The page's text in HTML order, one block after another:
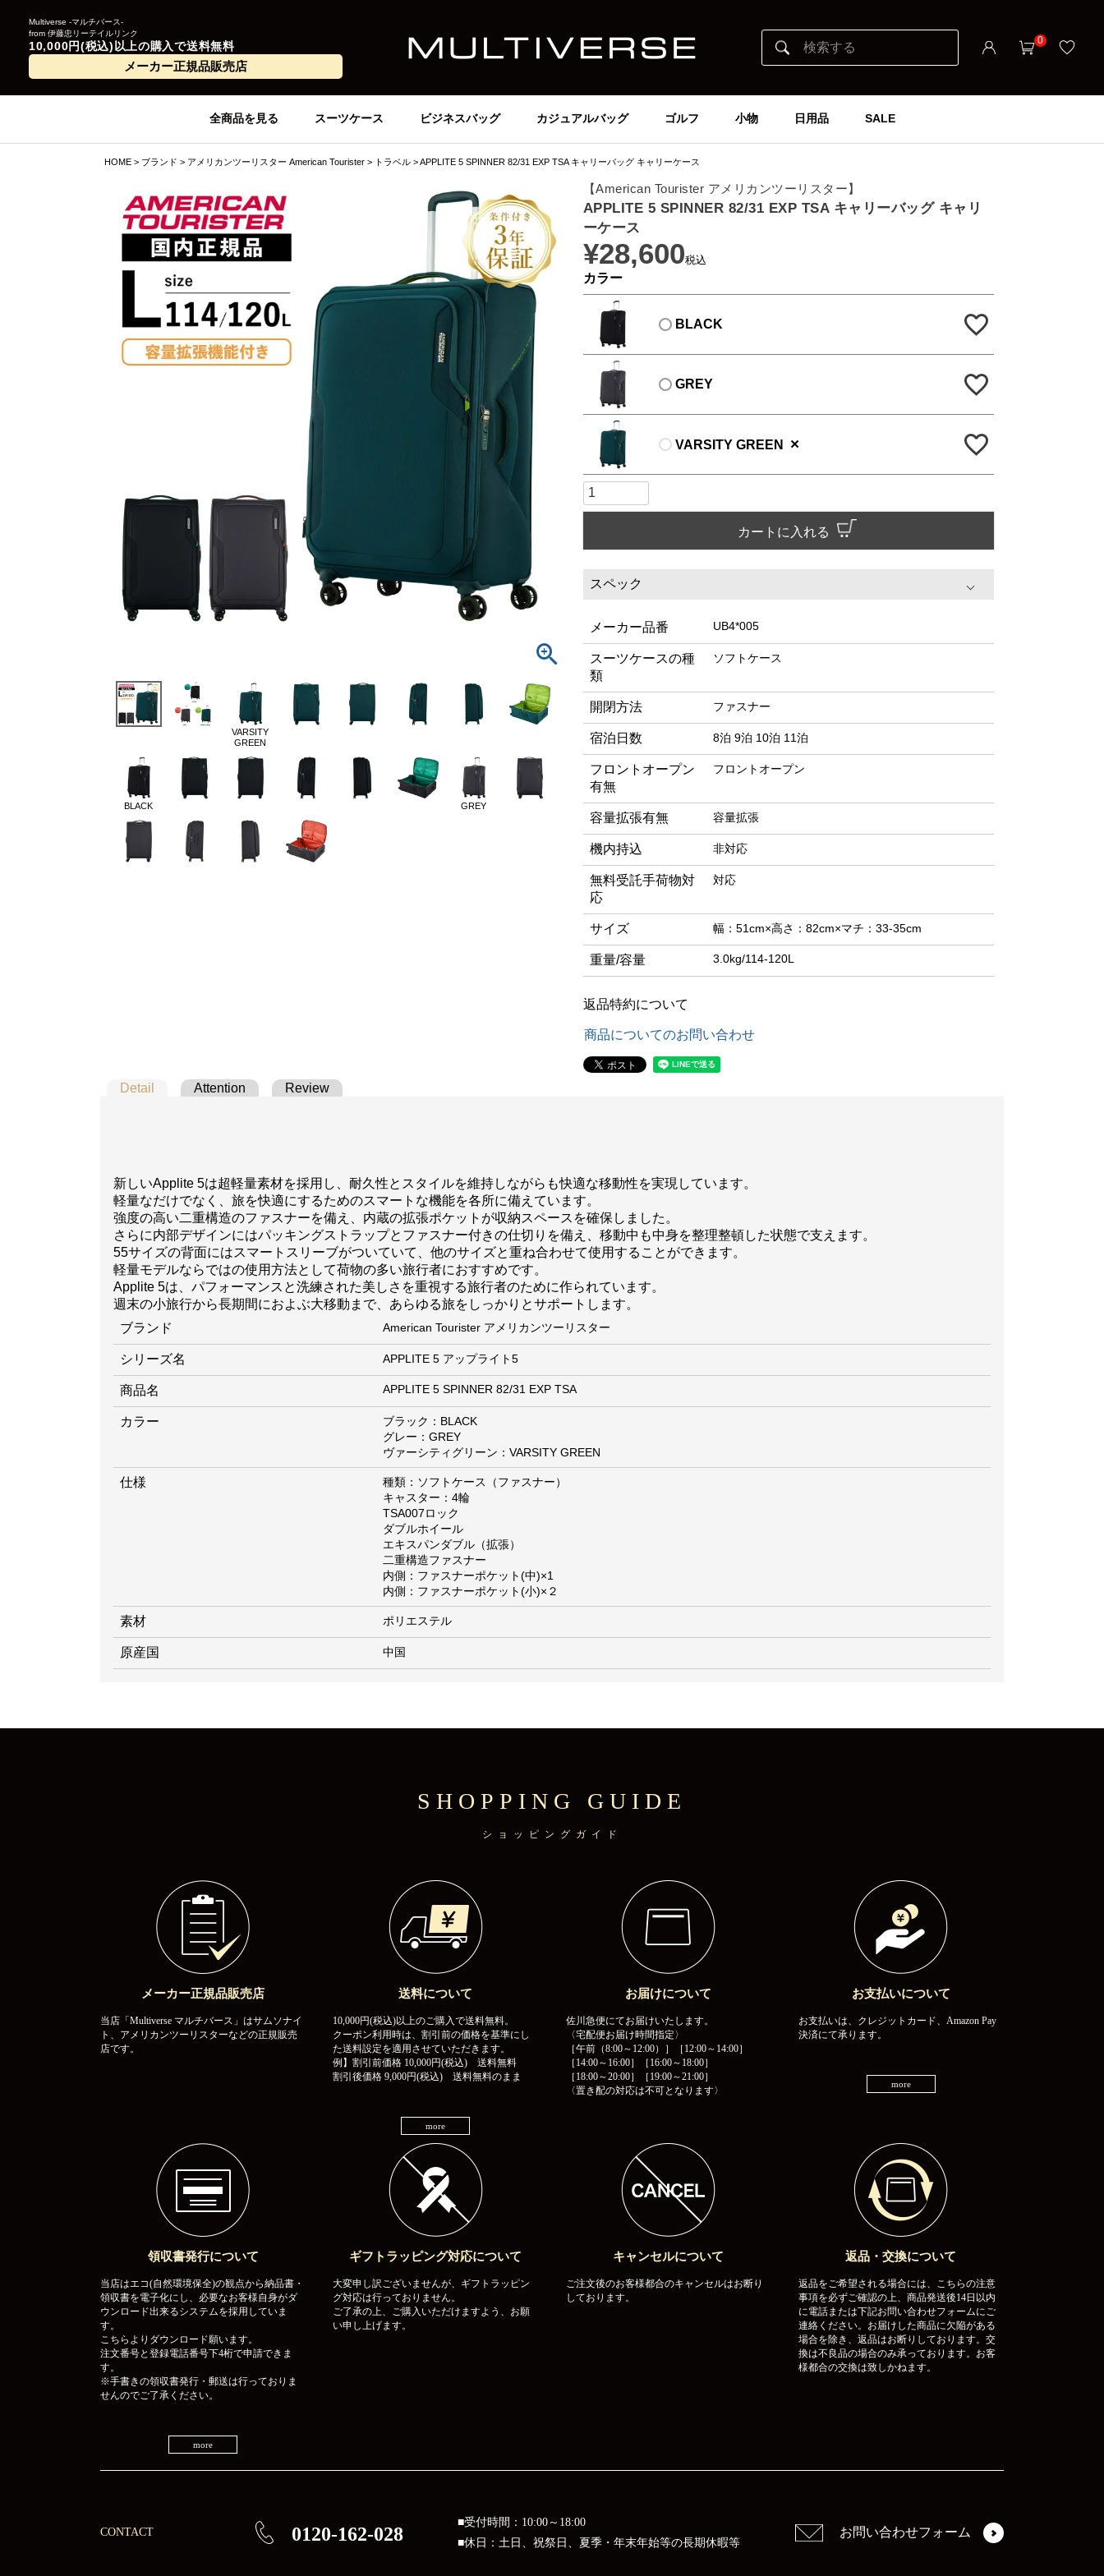
Multiverse -マルチバース-
from 伊藤忠リーテイルリンク
10,000円(税込)以上の購入で送料無料
メーカー正規品販売店
0
全商品を見る スーツケース ビジネスバッグ カジュアルバッグ ゴルフ 小物 日用品 SALE
HOME ブランド アメリカンツーリスター American Tourister トラベル APPLITE 5 SPINNER 82/31 EXP TSA キャリーバッグ キャリーケース
VARSITY
GREEN
BLACK GREY
【American Tourister アメリカンツーリスター】
APPLITE 5 SPINNER 82/31 EXP TSA キャリーバッグ キャリ
ーケース
¥28,600税込
カラー
BLACK
GREY
VARSITY GREEN ×
カートに入れる
スペック
メーカー品番 UB4*005
スーツケースの種
類
ソフトケース
開閉方法 ファスナー
宿泊日数 8泊 9泊 10泊 11泊
フロントオープン
有無
フロントオープン
容量拡張有無 容量拡張
機内持込 非対応
無料受託手荷物対
応
対応
サイズ 幅：51cm×高さ：82cm×マチ：33-35cm
重量/容量 3.0kg/114-120L
返品特約について
商品についてのお問い合わせ
Detail Attention Review
新しいApplite 5は超軽量素材を採用し、耐久性とスタイルを維持しながらも快適な移動性を実現しています。
軽量なだけでなく、旅を快適にするためのスマートな機能を各所に備えています。
強度の高い二重構造のファスナーを備え、内蔵の拡張ポケットが収納スペースを確保しました。
さらに内部デザインにはパッキングストラップとファスナー付きの仕切りを備え、移動中も中身を整理整頓した状態で支えます。
55サイズの背面にはスマートスリーブがついていて、他のサイズと重ね合わせて使用することができます。
軽量モデルならではの使用方法として荷物の多い旅行者におすすめです。
Applite 5は、パフォーマンスと洗練された美しさを重視する旅行者のために作られています。
週末の小旅行から長期間におよぶ大移動まで、あらゆる旅をしっかりとサポートします。
ブランド
American Tourister アメリカンツーリスター
シリーズ名 APPLITE 5 アップライト5
商品名 APPLITE 5 SPINNER 82/31 EXP TSA
カラー
ブラック：BLACK
グレー：GREY
ヴァーシティグリーン：VARSITY GREEN
仕様
種類：ソフトケース（ファスナー）
キャスター：4輪
TSA007ロック
ダブルホイール
エキスパンダブル（拡張）
二重構造ファスナー
内側：ファスナーポケット(中)×1
内側：ファスナーポケット(小)×２
素材 ポリエステル
原産国 中国
SHOPPING GUIDE
ショッピングガイド
メーカー正規品販売店
当店「Multiverse マルチバース」はサムソナイ
ト、アメリカンツーリスターなどの正規販売
店です。
送料について
10,000円(税込)以上のご購入で送料無料。
クーポン利用時は、割引前の価格を基準にし
た送料設定を適用させていただきます。
例】割引前価格 10,000円(税込) 送料無料
割引後価格 9,000円(税込) 送料無料のまま
more
お届けについて
佐川急便にてお届けいたします。
〈宅配便お届け時間指定〉
［午前（8:00～12:00）］［12:00～14:00］
［14:00～16:00］［16:00～18:00］
［18:00～20:00］［19:00～21:00］
〈置き配の対応は不可となります〉
お支払いについて
お支払いは、クレジットカード、Amazon Pay
決済にて承ります。
more
領収書発行について
当店はエコ(自然環境保全)の観点から納品書・
領収書を電子化にし、必要なお客様自身がダ
ウンロード出来るシステムを採用していま
す。
こちらよりダウンロード願います。
注文番号と登録電話番号下4桁で申請できま
す。
※手書きの領収書発行・郵送は行っておりま
せんのでご了承ください。
more
ギフトラッピング対応について
大変申し訳ございませんが、ギフトラッピン
グ対応は行っておりません。
ご了承の上、ご購入いただけますよう、お願
い申し上げます。
キャンセルについて
ご注文後のお客様都合のキャンセルはお断り
しております。
返品・交換について
返品をご希望される場合には、こちらの注意
事項を必ずご確認の上、商品発送後14日以内
に電話または下記お問い合わせフォームにご
連絡ください。お届けした商品に欠陥がある
場合を除き、返品はお断りしております。交
換は不良品の場合のみ承っております。お客
様都合の交換は致しかねます。
CONTACT 0120-162-028
■受付時間：10:00～18:00
■休日：土日、祝祭日、夏季・年末年始等の長期休暇等
お問い合わせフォーム